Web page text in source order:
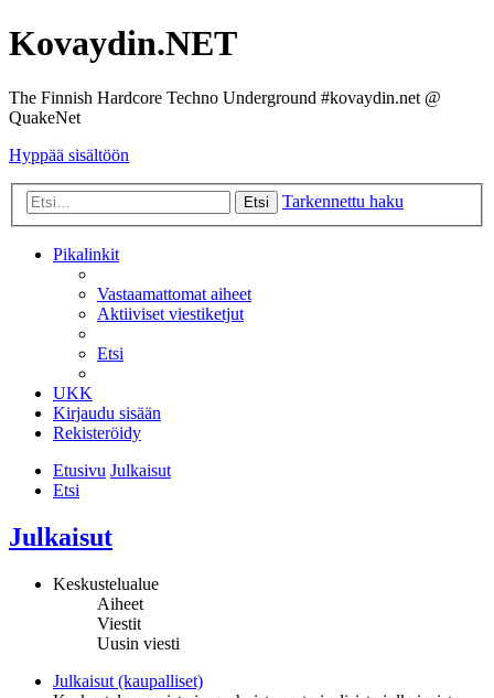
Kovaydin.NET
The Finnish Hardcore Techno Underground #kovaydin.net @
QuakeNet
Hyppää sisältöön
Etsi Tarkennettu haku
Pikalinkit
Vastaamattomat aiheet
Aktiiviset viestiketjut
Etsi
UKK
Kirjaudu sisään
Rekisteröidy
Etusivu Julkaisut
Etsi
Julkaisut
Keskustelualue
Aiheet
Viestit
Uusin viesti
Julkaisut (kaupalliset)